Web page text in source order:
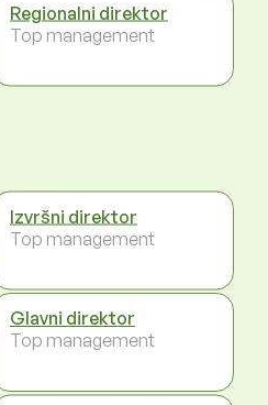
Regionalni direktor
Top management
Izvršni direktor
Top management
Glavni direktor
Top management